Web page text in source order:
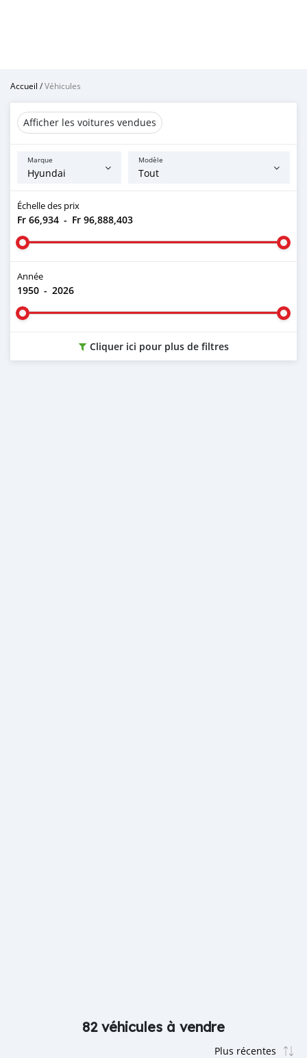
Accueil /Véhicules
Afficher les voitures vendues
Marque Modèle
Échelle des prix
Fr 66,934 - Fr 96,888,403
Année
1950 - 2026
Cliquer ici pour plus de filtres
82 véhicules à vendre